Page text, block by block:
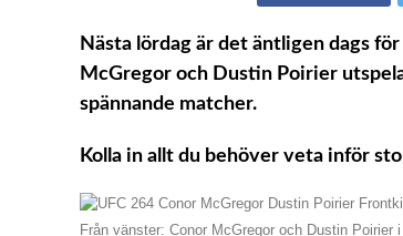
Nästa lördag är det äntligen dags
McGregor och Dustin Poirier
spännande matcher.
Kolla in allt du behöver veta inför
Från vänster: Conor McGregor och Dustin